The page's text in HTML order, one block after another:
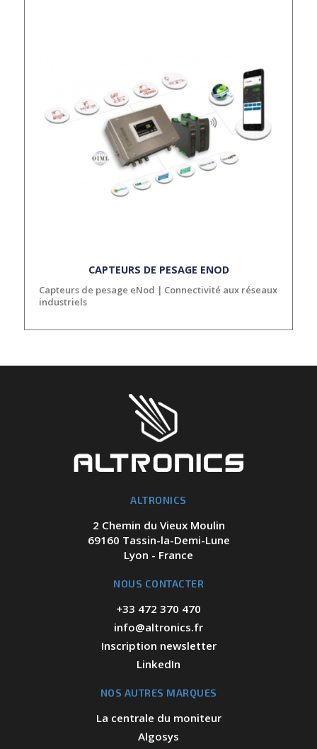
CAPTEURS DE PESAGE ENOD
Capteurs de pesage eNod | Connectivité aux réseaux
industriels
ALTRONICS
2 Chemin du Vieux Moulin
69160 Tassin-la-Demi-Lune
Lyon - France
NOUS CONTACTER
+33 472 370 470
info@altronics.fr
Inscription newsletter
LinkedIn
NOS AUTRES MARQUES
La centrale du moniteur
Algosys